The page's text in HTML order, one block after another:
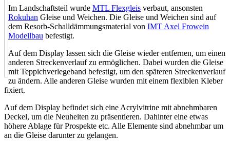
Im Landschaftsteil wurde MTL Flexgleis verbaut, ansonsten
Rokuhan Gleise und Weichen. Die Gleise und Weichen sind auf
dem Resorb-Schalldämmungsmaterial von IMT Axel Frowein
Modellbau befestigt.
Auf dem Display lassen sich die Gleise wieder entfernen, um einen
anderen Streckenverlauf zu ermöglichen. Dabei wurden die Gleise
mit Teppichverlegeband befestigt, um den späteren Streckenverlauf
zu ändern. Alle anderen Gleise wurden mit einem flexiblen Kleber
fixiert.
Auf dem Display befindet sich eine Acrylvitrine mit abnehmbaren
Deckel, um die Neuheiten zu präsentieren. Dahinter eine etwas
höhere Ablage für Prospekte etc. Alle Elemente sind abnehmbar um
an die Gleise darunter zu gelangen.